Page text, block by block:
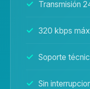
Transmisión
320 kbps
Soporte
Sin